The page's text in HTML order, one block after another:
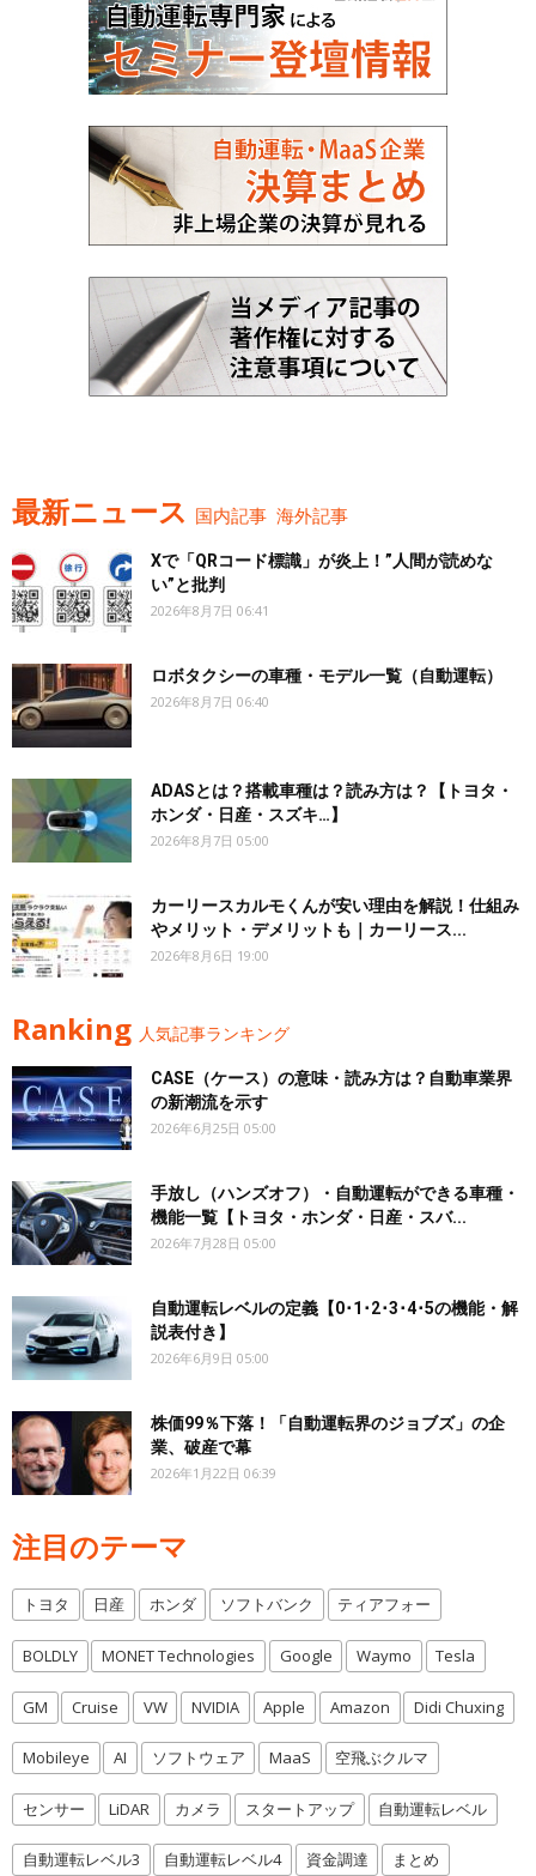
最新ニュース 国内記事 海外記事
Xで「QRコード標識」が炎上！”人間が読めな
い”と批判
2026年8月7日 06:41
ロボタクシーの車種・モデル一覧（自動運転）
2026年8月7日 06:40
ADASとは？搭載車種は？読み方は？【トヨタ・
ホンダ・日産・スズキ…】
2026年8月7日 05:00
カーリースカルモくんが安い理由を解説！仕組み
やメリット・デメリットも｜カーリース...
2026年8月6日 19:00
Ranking 人気記事ランキング
CASE（ケース）の意味・読み方は？自動車業界
の新潮流を示す
2026年6月25日 05:00
手放し（ハンズオフ）・自動運転ができる車種・
機能一覧【トヨタ・ホンダ・日産・スバ...
2026年7月28日 05:00
自動運転レベルの定義【0･1･2･3･4･5の機能・解
説表付き】
2026年6月9日 05:00
株価99％下落！「自動運転界のジョブズ」の企
業、破産で幕
2026年1月22日 06:39
注目のテーマ
トヨタ 日産 ホンダ ソフトバンク ティアフォー
BOLDLY MONET Technologies Google Waymo Tesla
GM Cruise VW NVIDIA Apple Amazon Didi Chuxing
Mobileye AI ソフトウェア MaaS 空飛ぶクルマ
センサー LiDAR カメラ スタートアップ 自動運転レベル
自動運転レベル3 自動運転レベル4 資金調達 まとめ